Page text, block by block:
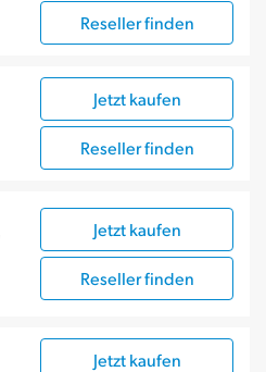
Reseller finden
Jetzt kaufen
Reseller finden
Jetzt kaufen
Reseller finden
Jetzt kaufen